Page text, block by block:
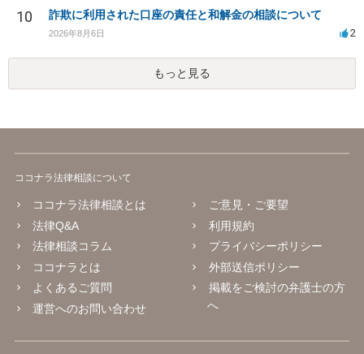
10 詐欺に利用された口座の責任と和解金の相談について
2026年8月6日 2
もっと見る
ココナラ法律相談について
ココナラ法律相談とは
法律Q&A
法律相談コラム
ココナラとは
よくあるご質問
運営へのお問い合わせ
ご意見・ご要望
利用規約
プライバシーポリシー
外部送信ポリシー
掲載をご検討の弁護士の方
へ